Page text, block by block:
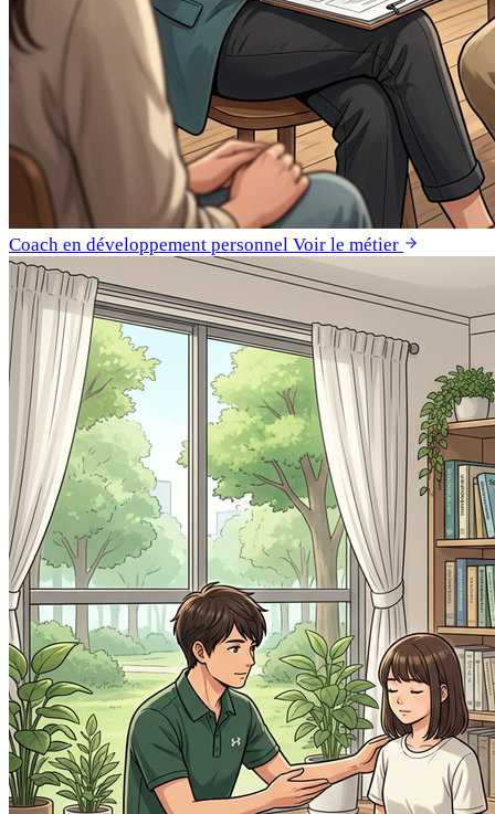
Coach en développement personnel Voir le métier